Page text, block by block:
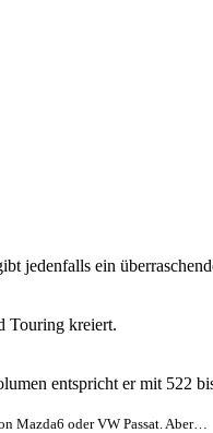
jedenfalls ein
Touring kreiert.
entspricht er mit 522
Mazda6 oder VW Passat. Aber…